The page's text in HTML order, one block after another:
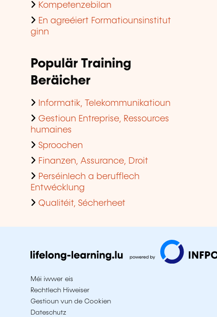
Kompetenzebilan
En agreéiert Formatiounsinstitut
ginn
Populär Training
Beräicher
Informatik, Telekommunikatioun
Gestioun Entreprise, Ressources
humaines
Sproochen
Finanzen, Assurance, Droit
Perséinlech a berufflech
Entwécklung
Qualitéit, Sécherheet
Méi iwwer eis
Rechtlech Hiweiser
Gestioun vun de Cookien
Dateschutz